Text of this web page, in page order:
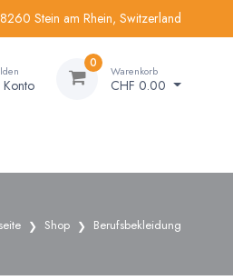
Stein am Rhein, Switzerland
Konto
0 Warenkorb
CHF 0.00
Shop Berufsbekleidung